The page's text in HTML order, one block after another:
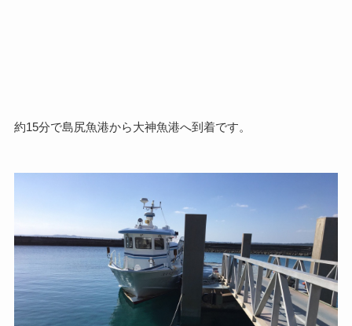
約15分で島尻魚港から大神魚港へ到着です。